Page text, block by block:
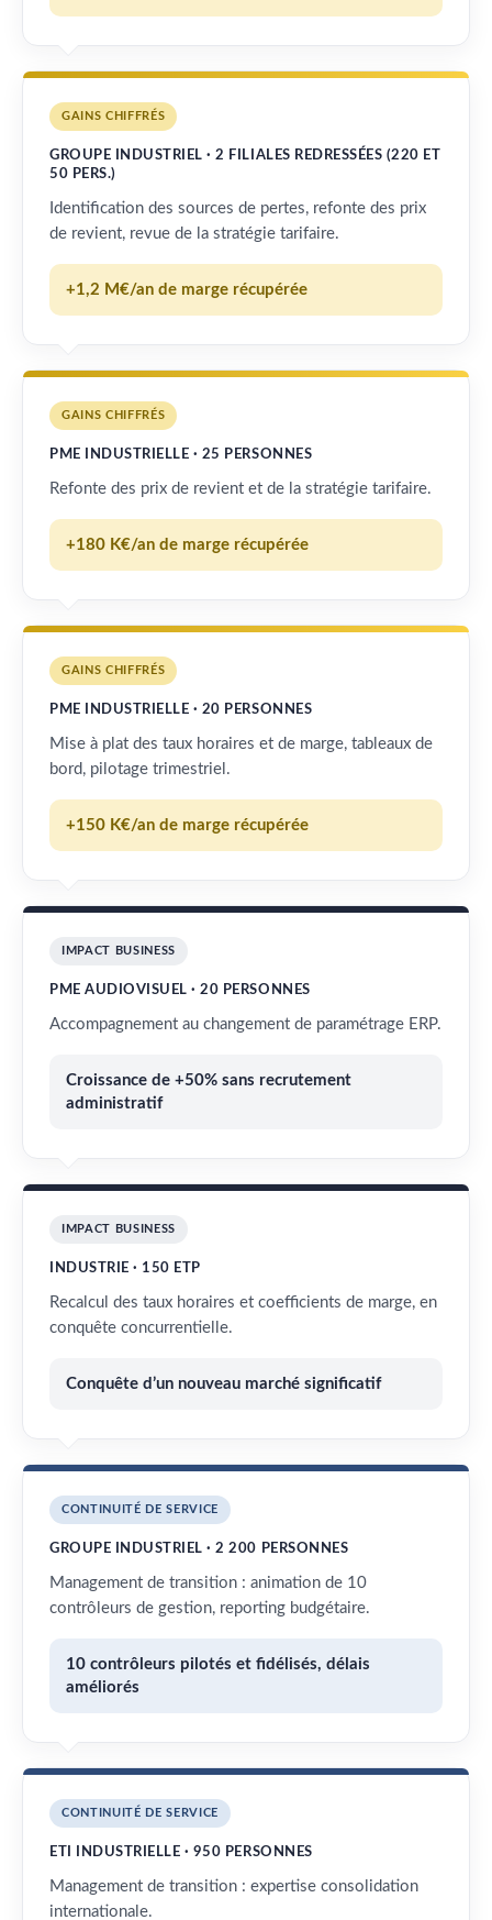
GAINS CHIFFRÉS
GROUPE INDUSTRIEL · 2 FILIALES REDRESSÉES (220 ET
50 PERS.)
Identification des sources de pertes, refonte des prix
de revient, revue de la stratégie tarifaire.
+1,2 M€/an de marge récupérée
GAINS CHIFFRÉS
PME INDUSTRIELLE · 25 PERSONNES
Refonte des prix de revient et de la stratégie tarifaire.
+180 K€/an de marge récupérée
GAINS CHIFFRÉS
PME INDUSTRIELLE · 20 PERSONNES
Mise à plat des taux horaires et de marge, tableaux de
bord, pilotage trimestriel.
+150 K€/an de marge récupérée
IMPACT BUSINESS
PME AUDIOVISUEL · 20 PERSONNES
Accompagnement au changement de paramétrage ERP.
Croissance de +50% sans recrutement
administratif
IMPACT BUSINESS
INDUSTRIE · 150 ETP
Recalcul des taux horaires et coefficients de marge, en
conquête concurrentielle.
Conquête d’un nouveau marché significatif
CONTINUITÉ DE SERVICE
GROUPE INDUSTRIEL · 2 200 PERSONNES
Management de transition : animation de 10
contrôleurs de gestion, reporting budgétaire.
10 contrôleurs pilotés et fidélisés, délais
améliorés
CONTINUITÉ DE SERVICE
ETI INDUSTRIELLE · 950 PERSONNES
Management de transition : expertise consolidation
internationale.